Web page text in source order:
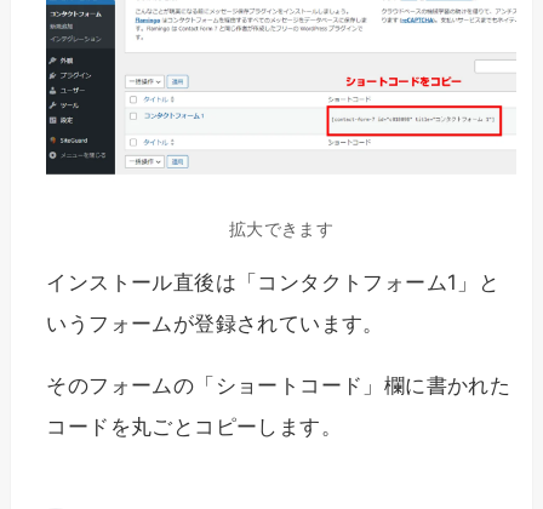
拡大できます
インストール直後は「コンタクトフォーム1」と
いうフォームが登録されています。
そのフォームの「ショートコード」欄に書かれた
コードを丸ごとコピーします。